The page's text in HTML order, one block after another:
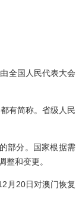
全国人民代表大会
有简称。省级人民
部分。国家根据需
和变更。
月20日对澳门恢复